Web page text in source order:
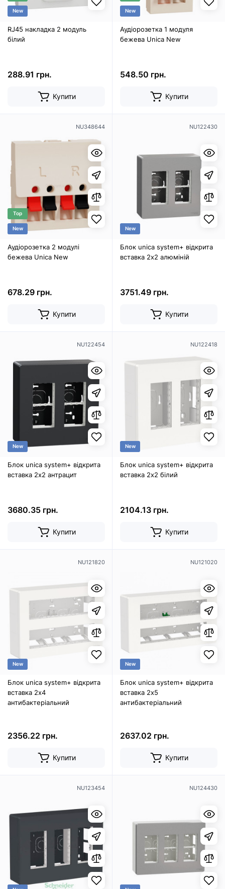
New
RJ45 накладка 2 модуль
білий
288.91 грн.
Купити
New
Аудіорозетка 1 модуля
бежева Unica New
548.50 грн.
Купити
NU348644
Top
New
Аудіорозетка 2 модулі
бежева Unica New
678.29 грн.
Купити
NU122430
New
Блок unica system+ відкрита
вставка 2х2 алюміній
3751.49 грн.
Купити
NU122454
New
Блок unica system+ відкрита
вставка 2х2 антрацит
3680.35 грн.
Купити
NU122418
New
Блок unica system+ відкрита
вставка 2х2 білий
2104.13 грн.
Купити
NU121820
New
Блок unica system+ відкрита
вставка 2х4
антибактеріальний
2356.22 грн.
Купити
NU121020
New
Блок unica system+ відкрита
вставка 2х5
антибактеріальний
2637.02 грн.
Купити
NU123454 NU124430